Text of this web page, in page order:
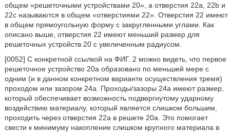
общем «решеточными устройствами 20», а отверстия 22а, 22b и
22с называются в общем «отверстиями 22». Отверстия 22 имеют
в общем прямоугольную форму с закругленными углами. Как
описано выше, отверстия 22 имеют меньший размер для
решеточных устройств 20 с увеличенным радиусом.
[0052] С конкретной ссылкой на ФИГ. 2 можно видеть, что первое
решеточное устройство 20a образовано по меньшей мере с
одним (и в данном конкретном варианте осуществления тремя)
проходом или зазором 24a. Проходы/зазоры 24a имеют размер,
который обеспечивает возможность подвергнутому ударному
воздействию материалу, который является слишком большим,
проходить через отверстия 22а в решете 20а. Это помогает
свести к минимуму накопление слишком крупного материала в